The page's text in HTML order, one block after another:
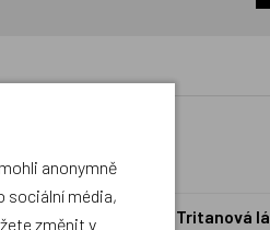
penál,
BAAGL Tritanová
anonymně
sociální média,
změnit v